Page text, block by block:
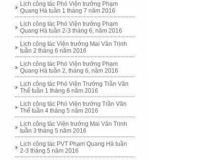
Lịch công tác Phó Viện trưởng Phạm
Quang Hà tuần 1 tháng 7 năm 2016
Lịch công tác Phó Viện trưởng Phạm
Quang Hà tuần 2-3 tháng 6, năm 2016
Lịch công tác Viện trưởng Mai Văn Trịnh
tuần 2 tháng 6 năm 2016
Lịch công tác Phó Viện trưởng Phạm
Quang Hà tuần 2, tháng 6, năm 2016
Lịch công tác Phó Viện Trưởng Trần Văn
Thể tuần 1 tháng 6 năm 2016
Lịch công tác Phó Viện trưởng Trần Văn
Thể tuần 4 tháng 5 năm 2016
Lịch công tác Viện trưởng Mai Văn Trịnh
tuần 3 tháng 5 năm 2016
Lịch công tác PVT Phạm Quang Hà tuần
2-3 tháng 5 năm 2016